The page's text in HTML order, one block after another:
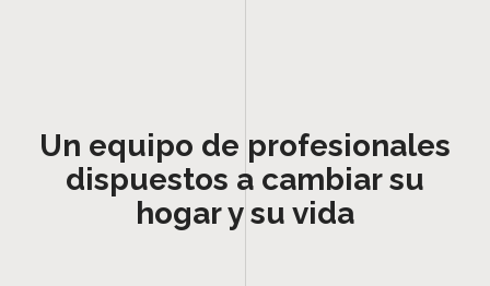
Un equipo de profesionales
dispuestos a cambiar su
hogar y su vida